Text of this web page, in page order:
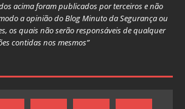
acima foram publicados por terceiros e não
a opinião do Blog Minuto da Segurança ou
os quais não serão responsáveis de qualquer
contidas nos mesmos”